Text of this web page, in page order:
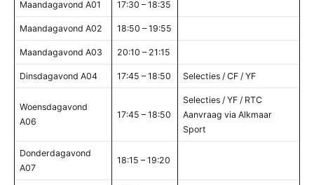
Maandagavond A01 17:30 – 18:35
Maandagavond A02 18:50 – 19:55
Maandagavond A03 20:10 – 21:15
Dinsdagavond A04 17:45 – 18:50 Selecties / CF / YF
Woensdagavond
A06
17:45 – 18:50
Selecties / YF / RTC
Aanvraag via Alkmaar
Sport
Donderdagavond
A07
18:15 – 19:20